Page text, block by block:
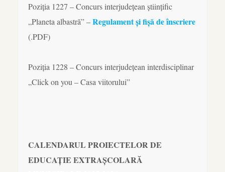
Poziția 1227 – Concurs interjudețean științific
„Planeta albastră” –Regulament și fișă de înscriere
(.PDF)
Poziția 1228 – Concurs interjudețean interdisciplinar
„Click on you – Casa viitorului”
CALENDARUL PROIECTELOR DE
EDUCAȚIE EXTRAȘCOLARĂ